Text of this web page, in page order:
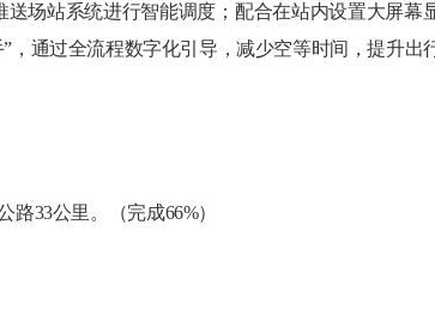
送场站系统进行智能调度；配合在站内设置大屏幕
，通过全流程数字化引导，减少空等时间，提升出
路33公里 。 （完成66%）